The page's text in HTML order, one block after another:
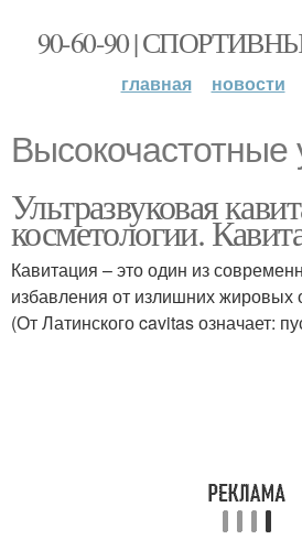
90-60-90 |
главная новости
Высокочастотные
Ультразвуковая
косметологии.
Кавитация – это один из
избавления от излишних жировых
(От Латинского cavitas означает: